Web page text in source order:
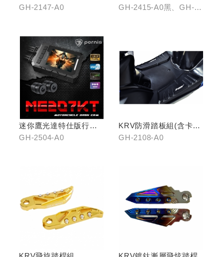
GH-2147-A0
拉桿(黑/銀/鈦)
GH-2415-A0黑、GH-
迷你鷹光達特仕版行車
記錄器
GH-2504-A0
KRV防滑踏板組(含卡夢
飾片)
GH-2108-A0